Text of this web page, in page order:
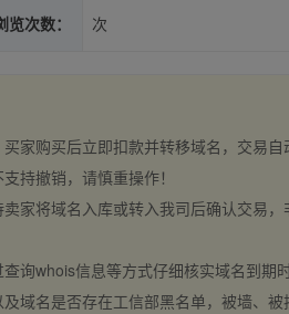
览次数： 次
家购买后立即扣款并转移域名，交易
持撤销，请慎重操作！
家将域名入库或转入我司后确认交易
询whois信息等方式仔细核实域名到期
域名是否存在工信部黑名单，被墙、